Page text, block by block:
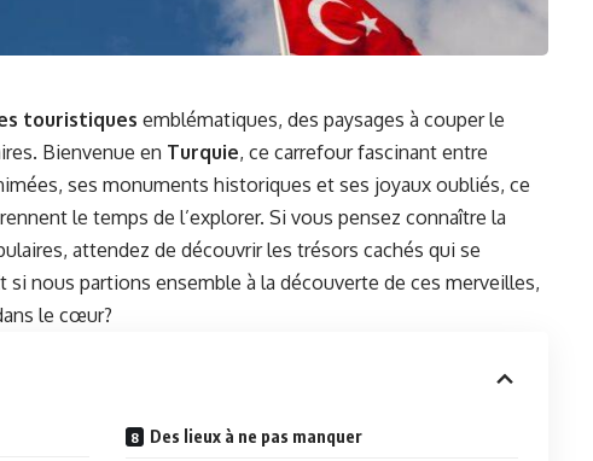
touristiques emblématiques, des paysages à couper le
Bienvenue en Turquie, ce carrefour fascinant entre
ses monuments historiques et ses joyaux oubliés, ce
le temps de l’explorer. Si vous pensez connaître la
attendez de découvrir les trésors cachés qui se
nous partions ensemble à la découverte de ces merveilles,
le cœur?
Des lieux à ne pas manquer